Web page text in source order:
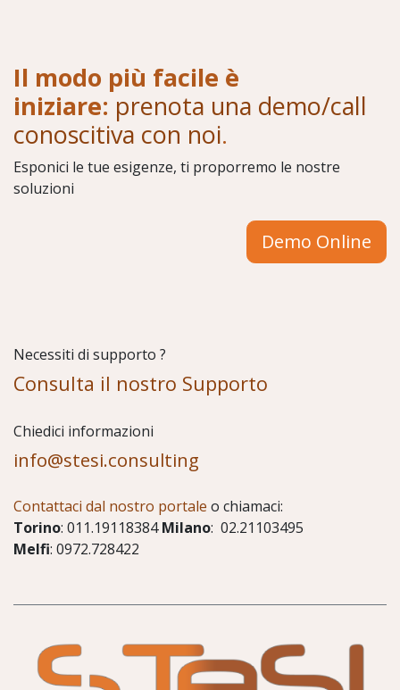
Il modo più facile è
iniziare: prenota una demo/call
conoscitiva con noi.
Esponici le tue esigenze, ti proporremo le nostre
soluzioni
Demo Online
Necessiti di supporto ?
Consulta il nostro Supporto
Chiedici informazioni
info@stesi.consulting
Contattaci dal nostro portale o chiamaci:
Torino: 011.19118384Milano: 02.21103495
Melfi: 0972.728422